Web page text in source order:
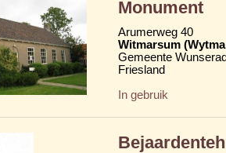
Monument
Arumerweg 40
Witmarsum
Gemeente
Friesland
In gebruik